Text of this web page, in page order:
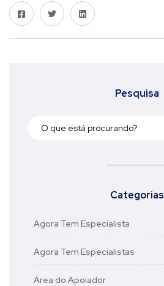
Pesquisa
Categorias
Agora Tem Especialista
Agora Tem Especialistas
Área do Apoiador